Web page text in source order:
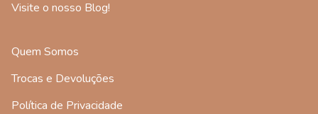
Visite o nosso Blog!
Quem Somos
Trocas e Devoluções
Política de Privacidade